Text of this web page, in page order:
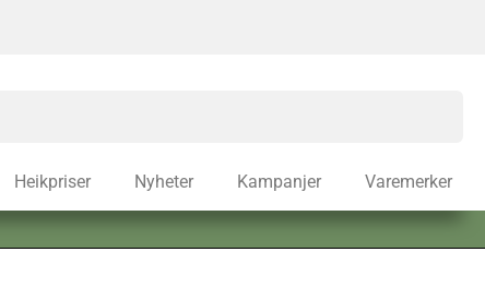
Heikpriser Nyheter Kampanjer Varemerker